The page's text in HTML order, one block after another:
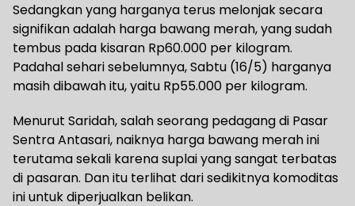
Sedangkan yang harganya terus melonjak secara
signifikan adalah harga bawang merah, yang sudah
tembus pada kisaran Rp60.000 per kilogram.
Padahal sehari sebelumnya, Sabtu (16/5) harganya
masih dibawah itu, yaitu Rp55.000 per kilogram.
Menurut Saridah, salah seorang pedagang di Pasar
Sentra Antasari, naiknya harga bawang merah ini
terutama sekali karena suplai yang sangat terbatas
di pasaran. Dan itu terlihat dari sedikitnya komoditas
ini untuk diperjualkan belikan.